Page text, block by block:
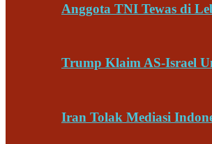
Anggota TNI Tewas di
Trump Klaim AS-Israel
Iran Tolak Mediasi